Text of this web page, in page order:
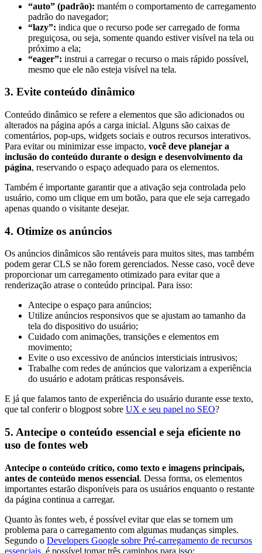
“auto” (padrão): mantém o comportamento de carregamento
padrão do navegador;
“lazy”: indica que o recurso pode ser carregado de forma
preguiçosa, ou seja, somente quando estiver visível na tela ou
próximo a ela;
“eager”: instrui a carregar o recurso o mais rápido possível,
mesmo que ele não esteja visível na tela.
3. Evite conteúdo dinâmico
Conteúdo dinâmico se refere a elementos que são adicionados ou
alterados na página após a carga inicial. Alguns são caixas de
comentários, pop-ups, widgets sociais e outros recursos interativos.
Para evitar ou minimizar esse impacto, você deve planejar a
inclusão do conteúdo durante o design e desenvolvimento da
página, reservando o espaço adequado para os elementos.
Também é importante garantir que a ativação seja controlada pelo
usuário, como um clique em um botão, para que ele seja carregado
apenas quando o visitante desejar.
4. Otimize os anúncios
Os anúncios dinâmicos são rentáveis para muitos sites, mas também
podem gerar CLS se não forem gerenciados. Nesse caso, você deve
proporcionar um carregamento otimizado para evitar que a
renderização atrase o conteúdo principal. Para isso:
Antecipe o espaço para anúncios;
Utilize anúncios responsivos que se ajustam ao tamanho da
tela do dispositivo do usuário;
Cuidado com animações, transições e elementos em
movimento;
Evite o uso excessivo de anúncios intersticiais intrusivos;
Trabalhe com redes de anúncios que valorizam a experiência
do usuário e adotam práticas responsáveis.
E já que falamos tanto de experiência do usuário durante esse texto,
que tal conferir o blogpost sobre UX e seu papel no SEO?
5. Antecipe o conteúdo essencial e seja eficiente no
uso de fontes web
Antecipe o conteúdo crítico, como texto e imagens principais,
antes de conteúdo menos essencial. Dessa forma, os elementos
importantes estarão disponíveis para os usuários enquanto o restante
da página continua a carregar.
Quanto às fontes web, é possível evitar que elas se tornem um
problema para o carregamento com algumas mudanças simples.
Segundo o Developers Google sobre Pré-carregamento de recursos
essenciais, é possível tomar três caminhos para isso: